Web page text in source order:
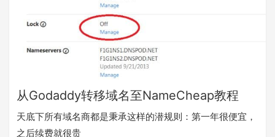
从Godaddy转移域名至NameCheap教程
天底下所有域名商都是秉承这样的潜规则：第一年很便宜，
之后续费就很贵